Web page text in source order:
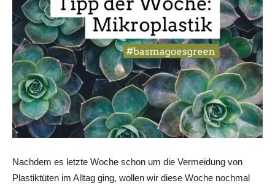
Nachdem es letzte Woche schon um die Vermeidung von
Plastiktüten im Alltag ging, wollen wir diese Woche nochmal